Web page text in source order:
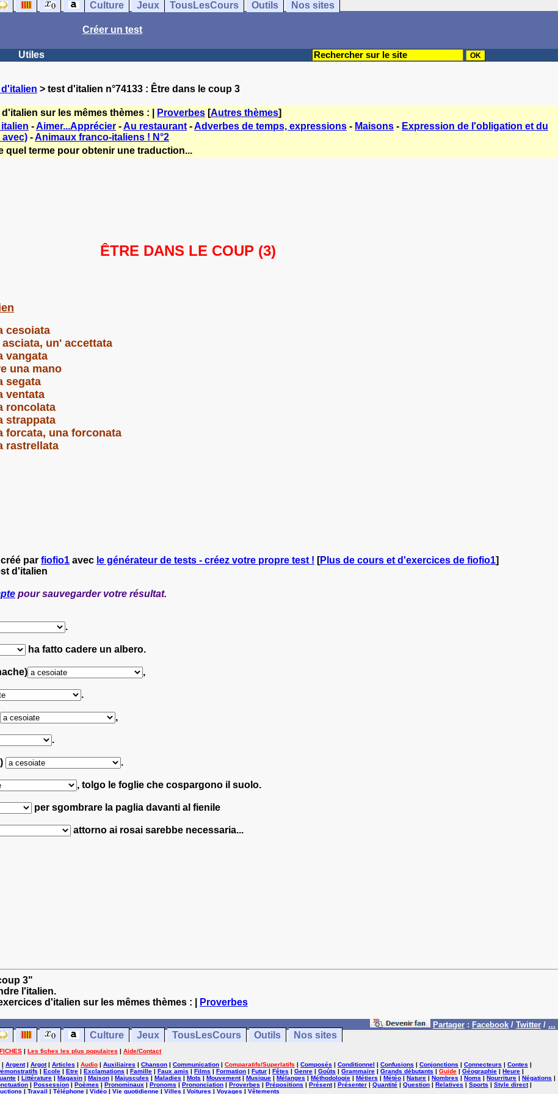
Culture Jeux TousLesCours Outils Nos sites
Créer un test
Utiles
> test d'italien n°74133 : Être dans le coup 3
sur les mêmes thèmes : | Proverbes [Autres thèmes]
-Aimer...Apprécier -Au restaurant -Adverbes de temps, expressions - Maisons - Expression de l'obligation et du
-Animaux franco-italiens ! N°2
quel terme pour obtenir une traduction...
ÊTRE DANS LE COUP (3)
cesoiata
asciata, un' accettata
vangata
una mano
segata
ventata
roncolata
strappata
forcata, una forconata
rastrellata
par fiofio1 avec le générateur de tests - créez votre propre test ! [Plus de cours et d'exercices de fiofio1]
d'italien
pour sauvegarder votre résultat.
.
ha fatto cadere un albero.
,
.
,
.
.
, tolgo le foglie che cospargono il suolo.
per sgombrare la paglia davanti al fienile
attorno ai rosai sarebbe necessaria...
3"
l'italien.
d'italien sur les mêmes thèmes : | Proverbes
Partager : Facebook / Twitter / ...
Culture Jeux TousLesCours Outils Nos sites
| Les fiches les plus populaires | Aide/Contact
| Argent| Argot| Articles | Audio | Auxiliaires | Chanson | Communication | Comparatifs/Superlatifs | Composés | Conditionnel | Confusions | Conjonctions | Connecteurs | Contes |
| Ecole | Etre | Exclamations | Famille | Faux amis | Films | Formation | Futur | Fêtes | Genre | Goûts | Grammaire | Grands débutants | Guide | Géographie | Heure |
| Littérature | Magasin | Maison | Majuscules | Maladies | Mots | Mouvement| Musique | Mélanges | Méthodologie | Métiers | Météo | Nature | Nombres | Noms | Nourriture | Négations |
| Possession | Poèmes | Pronominaux | Pronoms | Prononciation | Proverbes | Prépositions | Présent| Présenter | Quantité | Question | Relatives | Sports | Style direct|
| Travail | Téléphone | Vidéo | Vie quotidienne | Villes | Voitures | Voyages | Vêtements